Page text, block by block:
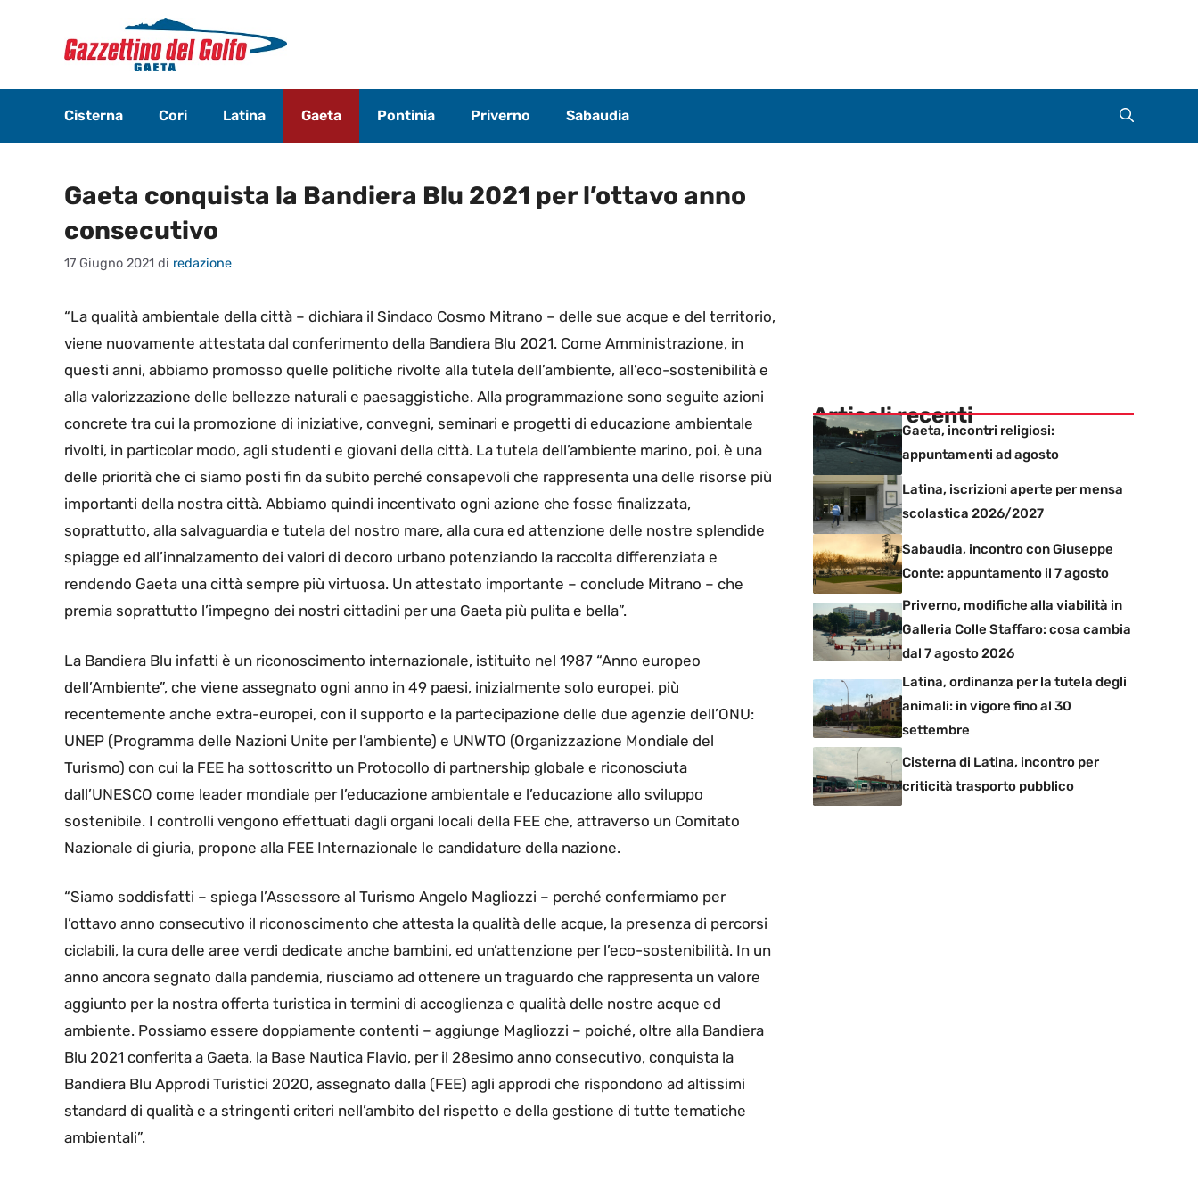
contenuto
Cisterna Cori Latina Gaeta Pontinia Priverno Sabaudia
Gaeta conquista la Bandiera Blu 2021 per l’ottavo anno
consecutivo
17 Giugno 2021 di redazione
“La qualità ambientale della città – dichiara il Sindaco Cosmo Mitrano – delle sue acque e del territorio,
viene nuovamente attestata dal conferimento della Bandiera Blu 2021. Come Amministrazione, in
questi anni, abbiamo promosso quelle politiche rivolte alla tutela dell’ambiente, all’eco-sostenibilità e
alla valorizzazione delle bellezze naturali e paesaggistiche. Alla programmazione sono seguite azioni
concrete tra cui la promozione di iniziative, convegni, seminari e progetti di educazione ambientale
rivolti, in particolar modo, agli studenti e giovani della città. La tutela dell’ambiente marino, poi, è una
delle priorità che ci siamo posti fin da subito perché consapevoli che rappresenta una delle risorse più
importanti della nostra città. Abbiamo quindi incentivato ogni azione che fosse finalizzata,
soprattutto, alla salvaguardia e tutela del nostro mare, alla cura ed attenzione delle nostre splendide
spiagge ed all’innalzamento dei valori di decoro urbano potenziando la raccolta differenziata e
rendendo Gaeta una città sempre più virtuosa. Un attestato importante – conclude Mitrano – che
premia soprattutto l’impegno dei nostri cittadini per una Gaeta più pulita e bella”.
La Bandiera Blu infatti è un riconoscimento internazionale, istituito nel 1987 “Anno europeo
dell’Ambiente”, che viene assegnato ogni anno in 49 paesi, inizialmente solo europei, più
recentemente anche extra-europei, con il supporto e la partecipazione delle due agenzie dell’ONU:
UNEP (Programma delle Nazioni Unite per l’ambiente) e UNWTO (Organizzazione Mondiale del
Turismo) con cui la FEE ha sottoscritto un Protocollo di partnership globale e riconosciuta
dall’UNESCO come leader mondiale per l’educazione ambientale e l’educazione allo sviluppo
sostenibile. I controlli vengono effettuati dagli organi locali della FEE che, attraverso un Comitato
Nazionale di giuria, propone alla FEE Internazionale le candidature della nazione.
“Siamo soddisfatti – spiega l’Assessore al Turismo Angelo Magliozzi – perché confermiamo per
l’ottavo anno consecutivo il riconoscimento che attesta la qualità delle acque, la presenza di percorsi
ciclabili, la cura delle aree verdi dedicate anche bambini, ed un’attenzione per l’eco-sostenibilità. In un
anno ancora segnato dalla pandemia, riusciamo ad ottenere un traguardo che rappresenta un valore
aggiunto per la nostra offerta turistica in termini di accoglienza e qualità delle nostre acque ed
ambiente. Possiamo essere doppiamente contenti – aggiunge Magliozzi – poiché, oltre alla Bandiera
Blu 2021 conferita a Gaeta, la Base Nautica Flavio, per il 28esimo anno consecutivo, conquista la
Bandiera Blu Approdi Turistici 2020, assegnato dalla (FEE) agli approdi che rispondono ad altissimi
standard di qualità e a stringenti criteri nell’ambito del rispetto e della gestione di tutte tematiche
ambientali”.
Articoli recenti
Gaeta, incontri religiosi:
appuntamenti ad agosto
Latina, iscrizioni aperte per mensa
scolastica 2026/2027
Sabaudia, incontro con Giuseppe
Conte: appuntamento il 7 agosto
Priverno, modifiche alla viabilità in
Galleria Colle Staffaro: cosa cambia
dal 7 agosto 2026
Latina, ordinanza per la tutela degli
animali: in vigore fino al 30
settembre
Cisterna di Latina, incontro per
criticità trasporto pubblico